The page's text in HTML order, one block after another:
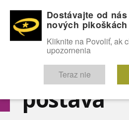
OMG! SEXICE
postava
Dostávajte od
nových pikoškách
Kliknite na Povoliť, ak
upozornenia
Teraz nie